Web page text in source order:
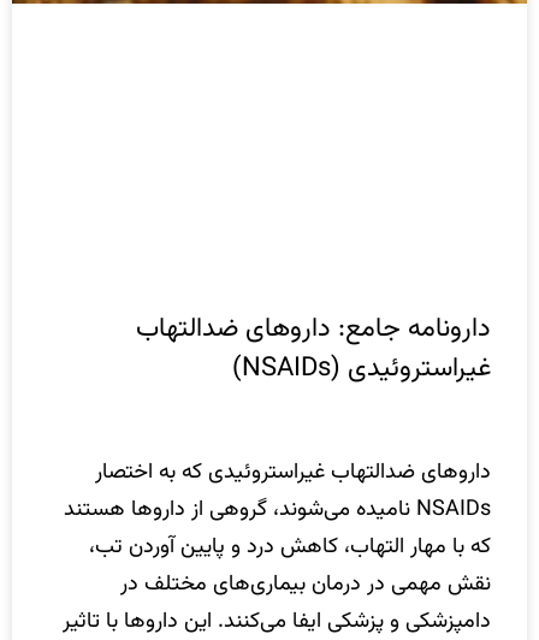
دارونامه جامع: داروهای ضدالتهاب
غیراستروئیدی (NSAIDs)
داروهای ضدالتهاب غیراستروئیدی که به اختصار
NSAIDs نامیده می‌شوند، گروهی از داروها هستند
که با مهار التهاب، کاهش درد و پایین آوردن تب،
نقش مهمی در درمان بیماری‌های مختلف در
دامپزشکی و پزشکی ایفا می‌کنند. این داروها با تاثیر